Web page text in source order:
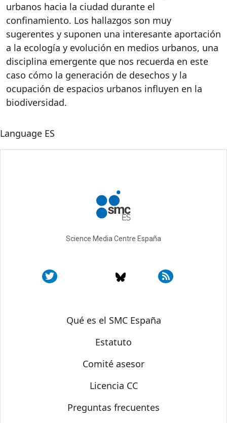
urbanos hacia la ciudad durante el
confinamiento. Los hallazgos son muy
sugerentes y suponen una interesante aportación
a la ecología y evolución en medios urbanos, una
disciplina emergente que nos recuerda en este
caso cómo la generación de desechos y la
ocupación de espacios urbanos influyen en la
biodiversidad.
Language ES
Science Media Centre España
Sobre SMC España
Qué es el SMC España
Estatuto
Comité asesor
Licencia CC
Preguntas frecuentes